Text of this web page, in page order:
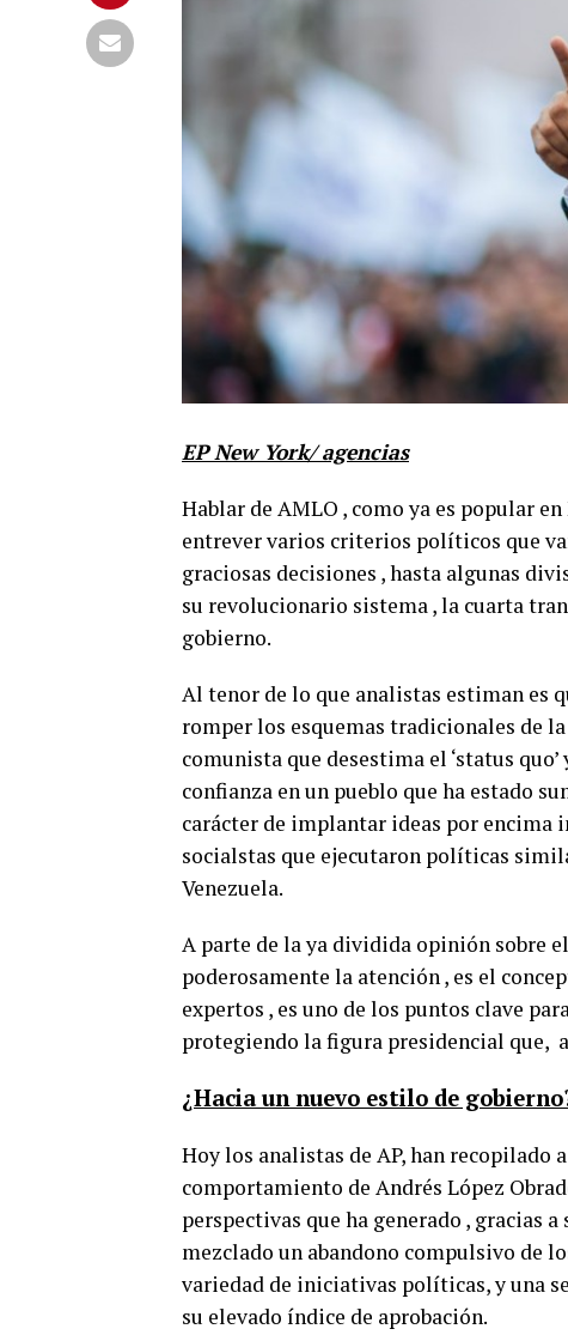
EP New York/ agencias
Hablar de AMLO , como ya es popular
entrever varios criterios políticos que
graciosas decisiones , hasta algunas
su revolucionario sistema , la cuarta
gobierno.
Al tenor de lo que analistas estiman es
romper los esquemas tradicionales de
comunista que desestima el ‘status
confianza en un pueblo que ha estado
carácter de implantar ideas por encima
socialstas que ejecutaron políticas
Venezuela.
A parte de la ya dividida opinión sobre
poderosamente la atención , es el
expertos , es uno de los puntos clave
protegiendo la figura presidencial que,
¿Hacia un nuevo estilo de
Hoy los analistas de AP, han recopilado
comportamiento de Andrés López
perspectivas que ha generado , gracias
mezclado un abandono compulsivo de
variedad de iniciativas políticas, y una
su elevado índice de aprobación.